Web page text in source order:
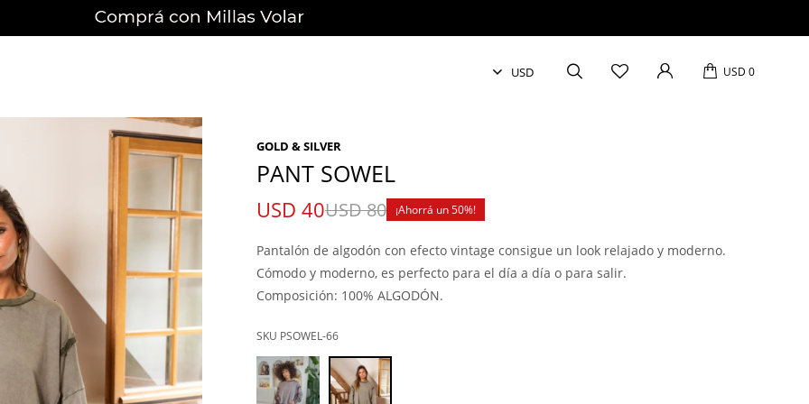
USD 0
GOLD & SILVER
PANT SOWEL
USD 40USD80 50
Pantalón de algodón con efecto vintage consigue un look relajado y moderno.
Cómodo y moderno, es perfecto para el día a día o para salir.
Composición: 100% ALGODÓN.
PSOWEL-66